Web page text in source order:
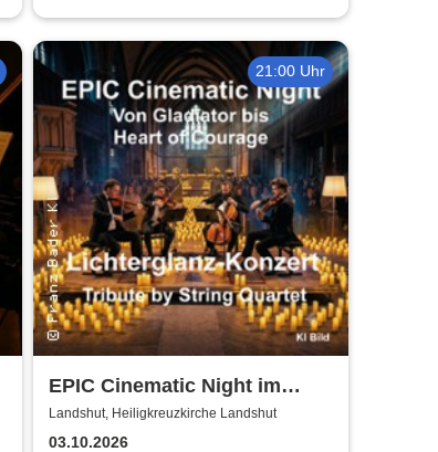
21:00 Uhr
EPIC Cinematic Night im
Lichterglanz - Von Gladiator
bis Heart of Courage
Landshut, Heiligkreuzkirche Landshut
03.10.2026